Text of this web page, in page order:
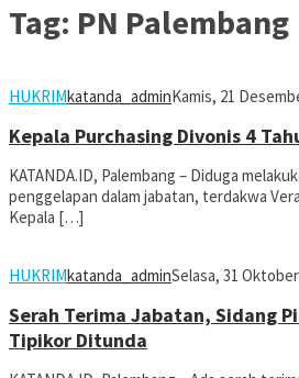
Tag: PN Palembang
HUKRIMkatanda_adminKamis, 21
Kepala Purchasing Divonis 4
KATANDA.ID, Palembang – Diduga
penggelapan dalam jabatan, terdakwa
Kepala […]
HUKRIMkatanda_adminSelasa, 31
Serah Terima Jabatan, Sidang
Tipikor Ditunda